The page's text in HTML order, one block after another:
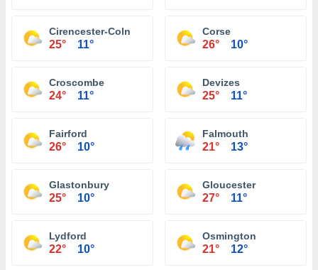
Cirencester-Coln
25° 11°
Corse
26° 10°
Croscombe
24° 11°
Devizes
25° 11°
Fairford
26° 10°
Falmouth
21° 13°
Glastonbury
25° 10°
Gloucester
27° 11°
Lydford
22° 10°
Osmington
21° 12°